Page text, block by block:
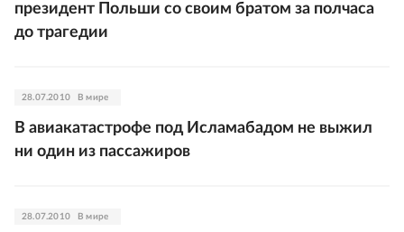
президент Польши со своим братом за полчаса
до трагедии
28.07.2010 В мире
В авиакатастрофе под Исламабадом не выжил
ни один из пассажиров
28.07.2010 В мире